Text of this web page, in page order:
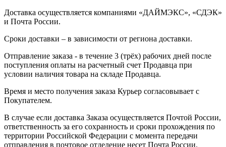
Доставка осуществляется компаниями «ДАЙМЭКС», «СДЭК»
и Почта России.
Сроки доставки – в зависимости от региона доставки.
Отправление заказа - в течение 3 (трёх) рабочих дней после
поступления оплаты на расчетный счет Продавца при
условии наличия товара на складе Продавца.
Время и место получения заказа Курьер согласовывает с
Покупателем.
В случае если доставка Заказа осуществляется Почтой России,
ответственность за его сохранность и сроки прохождения по
территории Российской Федерации с момента передачи
отправления в почтовое отделение несет Почта России.